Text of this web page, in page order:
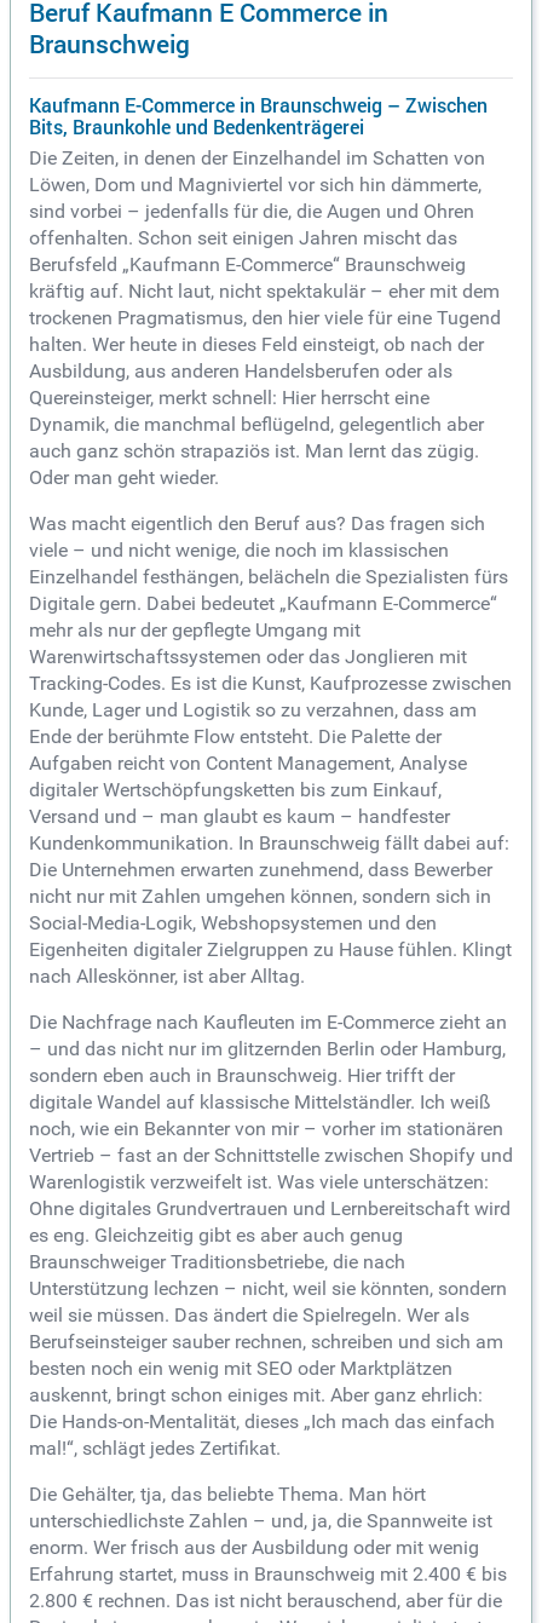
Beruf Kaufmann E Commerce in
Braunschweig
Kaufmann E-Commerce in Braunschweig – Zwischen
Bits, Braunkohle und Bedenkenträgerei
Die Zeiten, in denen der Einzelhandel im Schatten von
Löwen, Dom und Magniviertel vor sich hin dämmerte,
sind vorbei – jedenfalls für die, die Augen und Ohren
offenhalten. Schon seit einigen Jahren mischt das
Berufsfeld „Kaufmann E-Commerce“ Braunschweig
kräftig auf. Nicht laut, nicht spektakulär – eher mit dem
trockenen Pragmatismus, den hier viele für eine Tugend
halten. Wer heute in dieses Feld einsteigt, ob nach der
Ausbildung, aus anderen Handelsberufen oder als
Quereinsteiger, merkt schnell: Hier herrscht eine
Dynamik, die manchmal beflügelnd, gelegentlich aber
auch ganz schön strapaziös ist. Man lernt das zügig.
Oder man geht wieder.
Was macht eigentlich den Beruf aus? Das fragen sich
viele – und nicht wenige, die noch im klassischen
Einzelhandel festhängen, belächeln die Spezialisten fürs
Digitale gern. Dabei bedeutet „Kaufmann E-Commerce“
mehr als nur der gepflegte Umgang mit
Warenwirtschaftssystemen oder das Jonglieren mit
Tracking-Codes. Es ist die Kunst, Kaufprozesse zwischen
Kunde, Lager und Logistik so zu verzahnen, dass am
Ende der berühmte Flow entsteht. Die Palette der
Aufgaben reicht von Content Management, Analyse
digitaler Wertschöpfungsketten bis zum Einkauf,
Versand und – man glaubt es kaum – handfester
Kundenkommunikation. In Braunschweig fällt dabei auf:
Die Unternehmen erwarten zunehmend, dass Bewerber
nicht nur mit Zahlen umgehen können, sondern sich in
Social-Media-Logik, Webshopsystemen und den
Eigenheiten digitaler Zielgruppen zu Hause fühlen. Klingt
nach Alleskönner, ist aber Alltag.
Die Nachfrage nach Kaufleuten im E-Commerce zieht an
– und das nicht nur im glitzernden Berlin oder Hamburg,
sondern eben auch in Braunschweig. Hier trifft der
digitale Wandel auf klassische Mittelständler. Ich weiß
noch, wie ein Bekannter von mir – vorher im stationären
Vertrieb – fast an der Schnittstelle zwischen Shopify und
Warenlogistik verzweifelt ist. Was viele unterschätzen:
Ohne digitales Grundvertrauen und Lernbereitschaft wird
es eng. Gleichzeitig gibt es aber auch genug
Braunschweiger Traditionsbetriebe, die nach
Unterstützung lechzen – nicht, weil sie könnten, sondern
weil sie müssen. Das ändert die Spielregeln. Wer als
Berufseinsteiger sauber rechnen, schreiben und sich am
besten noch ein wenig mit SEO oder Marktplätzen
auskennt, bringt schon einiges mit. Aber ganz ehrlich:
Die Hands-on-Mentalität, dieses „Ich mach das einfach
mal!“, schlägt jedes Zertifikat.
Die Gehälter, tja, das beliebte Thema. Man hört
unterschiedlichste Zahlen – und, ja, die Spannweite ist
enorm. Wer frisch aus der Ausbildung oder mit wenig
Erfahrung startet, muss in Braunschweig mit 2.400 € bis
2.800 € rechnen. Das ist nicht berauschend, aber für die